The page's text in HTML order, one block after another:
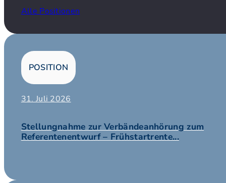
Alle Positionen
POSITION
31. Juli 2026
Stellungnahme zur Verbändeanhörung zum
Referentenentwurf – Frühstartrente...